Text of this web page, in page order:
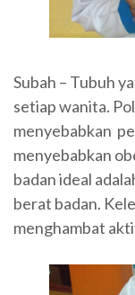
Subah – Tubuh
setiap wanita.
menyebabkan
menyebabkan
badan ideal
berat badan.
menghambat